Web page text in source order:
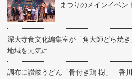
まつりのメインイベン
深大寺食文化編集室が「角大師どら焼
地域を元気に
調布に讃岐うどん「骨付き鶏 樹」 香